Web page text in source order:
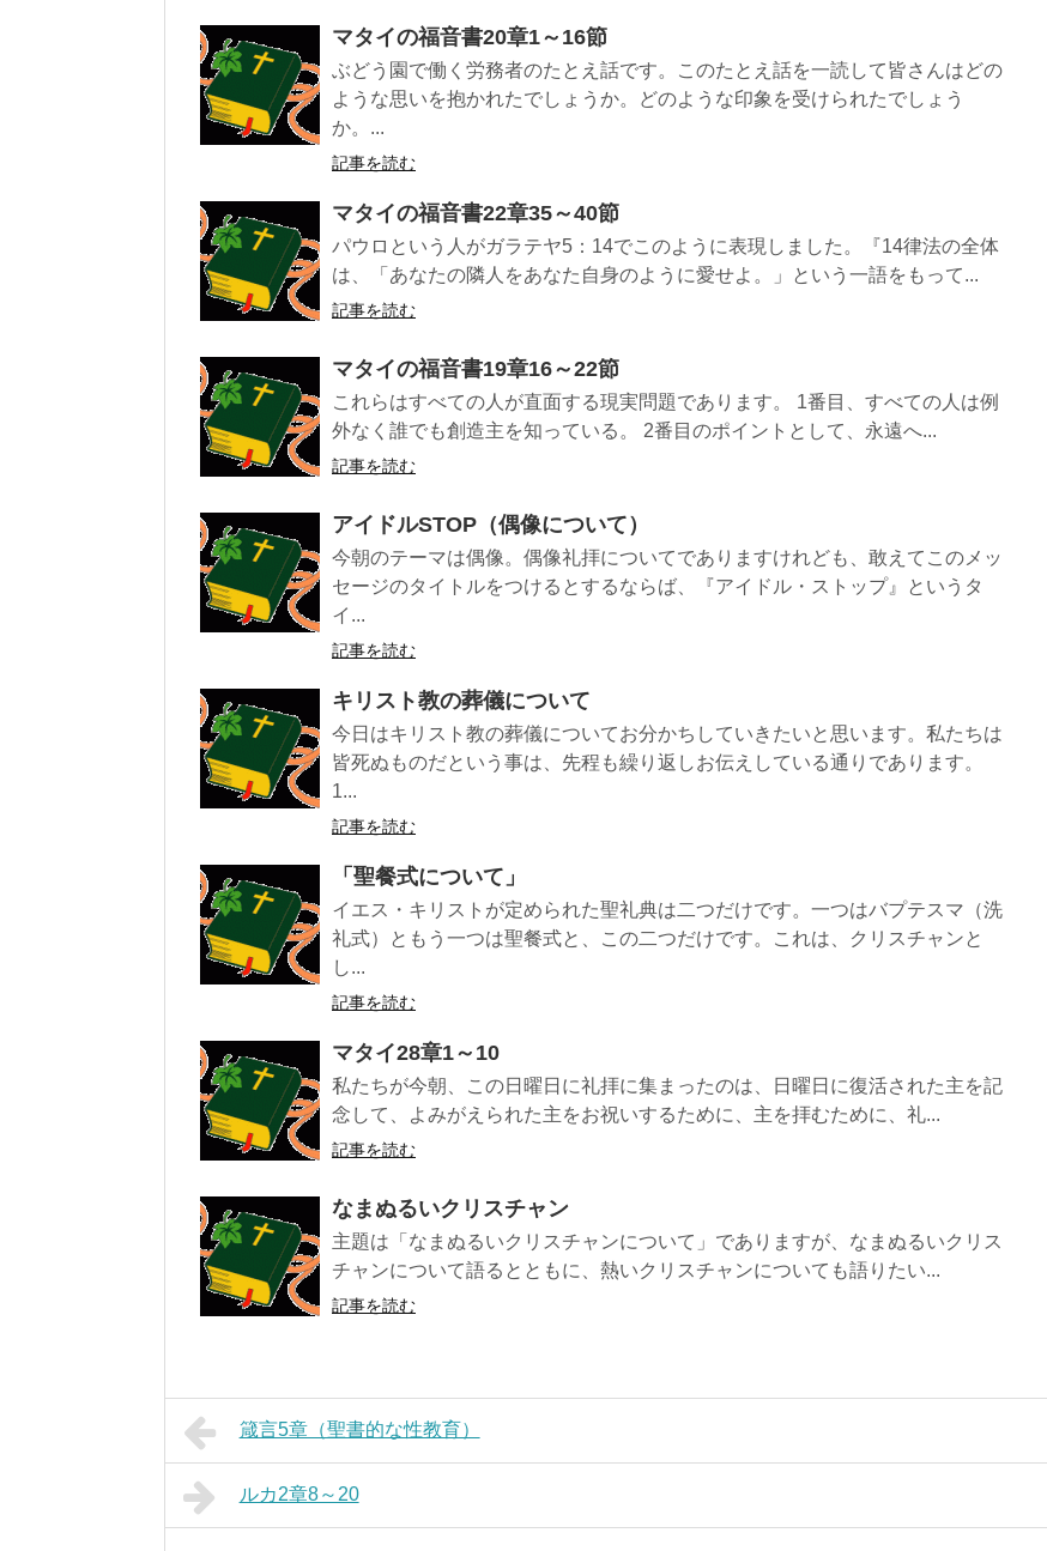
マタイの福音書20章1～16節
ぶどう園で働く労務者のたとえ話です。このたとえ話を一読して皆さんはどの
ような思いを抱かれたでしょうか。どのような印象を受けられたでしょう
か。...
記事を読む
マタイの福音書22章35～40節
パウロという人がガラテヤ5：14でこのように表現しました。『14律法の全体
は、「あなたの隣人をあなた自身のように愛せよ。」という一語をもって...
記事を読む
マタイの福音書19章16～22節
これらはすべての人が直面する現実問題であります。 1番目、すべての人は例
外なく誰でも創造主を知っている。 2番目のポイントとして、永遠へ...
記事を読む
アイドルSTOP（偶像について）
今朝のテーマは偶像。偶像礼拝についてでありますけれども、敢えてこのメッ
セージのタイトルをつけるとするならば、『アイドル・ストップ』というタ
イ...
記事を読む
キリスト教の葬儀について
今日はキリスト教の葬儀についてお分かちしていきたいと思います。私たちは
皆死ぬものだという事は、先程も繰り返しお伝えしている通りであります。
1...
記事を読む
「聖餐式について」
イエス・キリストが定められた聖礼典は二つだけです。一つはバプテスマ（洗
礼式）ともう一つは聖餐式と、この二つだけです。これは、クリスチャンと
し...
記事を読む
マタイ28章1～10
私たちが今朝、この日曜日に礼拝に集まったのは、日曜日に復活された主を記
念して、よみがえられた主をお祝いするために、主を拝むために、礼...
記事を読む
なまぬるいクリスチャン
主題は「なまぬるいクリスチャンについて」でありますが、なまぬるいクリス
チャンについて語るとともに、熱いクリスチャンについても語りたい...
記事を読む
箴言5章（聖書的な性教育）
ルカ2章8～20